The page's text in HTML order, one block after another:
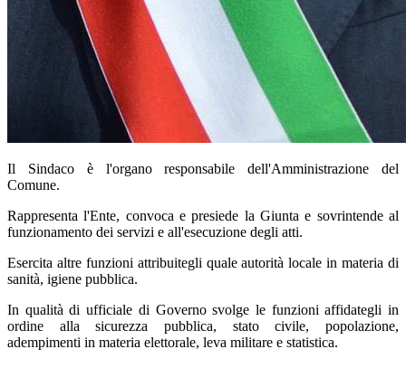
Il Sindaco è l'organo responsabile dell'Amministrazione del
Comune.
Rappresenta l'Ente, convoca e presiede la Giunta e sovrintende al
funzionamento dei servizi e all'esecuzione degli atti.
Esercita altre funzioni attribuitegli quale autorità locale in materia di
sanità, igiene pubblica.
In qualità di ufficiale di Governo svolge le funzioni affidategli in
ordine alla sicurezza pubblica, stato civile, popolazione,
adempimenti in materia elettorale, leva militare e statistica.